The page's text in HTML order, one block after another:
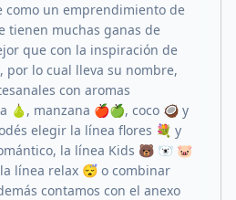
como un emprendimiento de
tienen muchas ganas de
que con la inspiración de
lo cual lleva su nombre,
con aromas
🍐, manzana 🍎🍏, coco 🥥 y
elegir la línea flores 💐 y
la línea Kids 🐻 🐻‍❄️ 🐷
línea relax 😴 o combinar
contamos con el anexo